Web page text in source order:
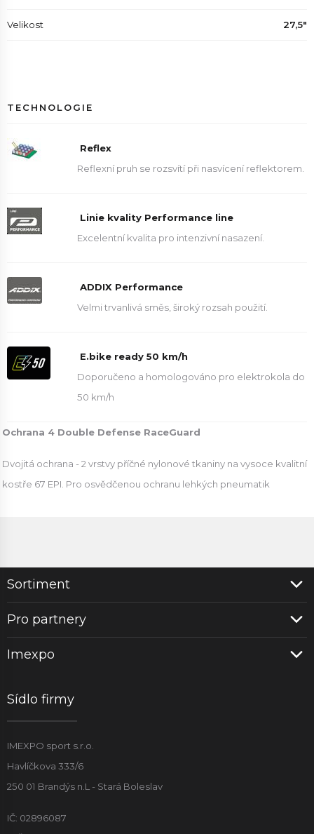
Velikost 27,5"
TECHNOLOGIE
Reflex
Reflexní pruh se rozsvítí při nasvícení reflektorem.
Linie kvality Performance line
Excelentní kvalita pro intenzivní nasazení.
ADDIX Performance
Velmi trvanlivá směs, široký rozsah použití.
E.bike ready 50 km/h
Doporučeno a homologováno pro elektrokola do
50 km/h
Ochrana 4 Double Defense RaceGuard
Dvojitá ochrana - 2 vrstvy příčné nylonové tkaniny na vysoce kvalitní
kostře 67 EPI. Pro osvědčenou ochranu lehkých pneumatik
Sortiment
Pro partnery
Imexpo
Sídlo firmy
IMEXPO sport s.r.o.
Havlíčkova 333/6
250 01 Brandýs n.L - Stará Boleslav
IČ: 02896087